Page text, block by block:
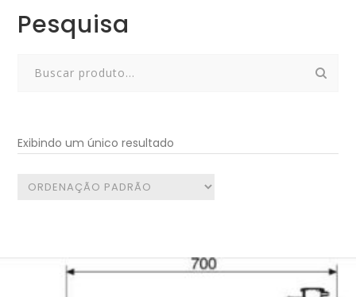
Pesquisa
Exibindo um único resultado